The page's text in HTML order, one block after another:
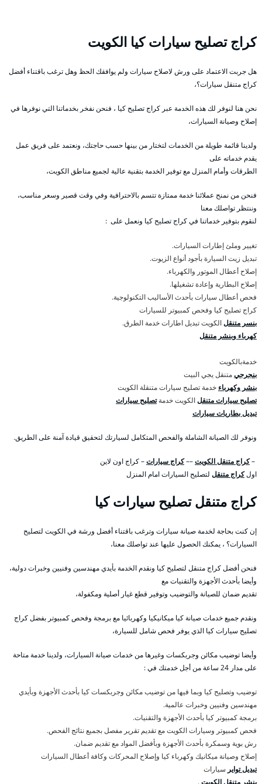
كراج تصليح سيارات كيا الكويت
هل جربت الاعتماد على ورش لاصلاح سيارات ولم يوافقك الحظ وهل ترغب باقتناء أفضل
كراج متنقل سيارات؟،
نحن هنا لنوفر لك هذه الخدمة عبر كراج تصليح كيا ، فنحن نفخر بخدماتنا التي نوفرها في
إصلاح وصيانة السيارات،
ولدينا قائمة طويلة من الخدمات لتختار من بينها حسب حاجتك، ونعتمد على فريق عمل
يقدم خدماته على
الطرقات وأمام المنزل مع توفير الخدمة بتقنية عالية لجميع مناطق الكويت،
فنحن من نمنح عملائنا خدمة ممتازة تتسم بالاحترافية وفي وقت قصير وسعر مناسب،
وننتظر تواصلك معنا
لنقوم بتوفير خدماتنا في كراج تصليح كيا ونعمل على :
تغيير وملئ إطارات السيارات.
تبديل زيت السيارة بأجود أنواع الزيوت.
إصلاح أعطال الموتور والكهرباء.
إصلاح البطارية وإعادة تشغيلها.
فحص أعطال سيارات بأحدث الأساليب التكنولوجية.
كراج تصليح كيا وفحص كمبيوتر للسيارات
بنسر متنقلالكويت تبديل اطارات خدمة الطرق.
كهرباء وبنشر متنقل
خدمةبالكويت
بنجرجيمتنقل يجي البيت
بنشر وكهرباء خدمة تصليح سيارات متنقلة الكويت
تصليح سيارات متنقلالكويت خدمةتصليح سيارات
تبديل بطاريات سيارات
ونوفر لك الصيانة الشاملة والفحص المتكامل لسيارتك لتحقيق قيادة آمنة على الطريق.
–كراج متنقل الكويت––كراج سيارات– كراج اون لاين
اولكراج متنقل لتصليح السيارات امام المنزل
كراج متنقل تصليح سيارات كيا
إن كنت بحاجة لخدمة صيانة سيارات وترغب باقتناء أفضل ورشة في الكويت لتصليح
السيارات؟ ، يمكنك الحصول عليها عند تواصلك معنا،
فنحن أفضل كراج متنقل لتصليح كيا ونقدم الخدمة بأيدي مهندسين وفنيين وخبرات دولية،
وأيضا بأحدث الأجهزة والتقنيات مع
تقديم ضمان للصيانة والتوضيب وتوفير قطع غيار أصلية ومكفولة،
ونقدم جميع خدمات صيانة كيا ميكانيكيا وكهربائيا مع برمجة وفحص كمبيوتر بفضل كراج
تصليح سيارات كيا الذي يوفر فحص شامل للسيارة،
وأيضا توضيب مكائن وجربكسات وغيرها من خدمات صيانة السيارات، ولدينا خدمة متاحة
على مدار 24 ساعة من أجل خدمتك في :
توضيب وتصليح كيا وبما فيها من توضيب مكائن وجربكسات كيا بأحدث الأجهزة وبأيدي
مهندسين وفنيين وخبرات عالمية.
برمجة كمبيوتر كيا بأحدث الأجهزة والتقنيات.
فحص كمبيوتر وسيارات الكويت مع تقديم تقرير مفصل بجميع نتائج الفحص.
رش بوية وسمكرة بأحدث الأجهزة وبأفضل المواد مع تقديم ضمان.
إصلاح وصيانة ميكانيك وكهرباء كيا وإصلاح المحركات وكافة أعطال السيارات
تبديل تواير سيارات